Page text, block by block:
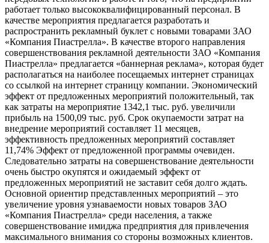
работает только высококвалифицированный персонал. В
качестве мероприятия предлагается разработать и
распространить рекламный буклет с новыми товарами ЗАО
«Компания Пиастрелла». В качестве второго направления
совершенствования рекламной деятельности ЗАО «Компания
Пиастрелла» предлагается «баннерная реклама», которая будет
располагаться на наиболее посещаемых интернет страницах
со ссылкой на интернет страницу компании. Экономический
эффект от предложенных мероприятий положительный, так
как затраты на мероприятие 1342,1 тыс. руб. увеличили
прибыль на 1500,09 тыс. руб. Срок окупаемости затрат на
внедрение мероприятий составляет 11 месяцев,
эффективность предложенных мероприятий составляет
11,74% Эффект от предложенной программы очевиден.
Следовательно затраты на совершенствование деятельности
очень быстро окупятся и ожидаемый эффект от
предложенных мероприятий не заставит себя долго ждать.
Основной ориентир представленных мероприятий – это
увеличение уровня узнаваемости новых товаров ЗАО
«Компания Пиастрелла» среди населения, а также
совершенствование имиджа предприятия для привлечения
максимального внимания со стороны возможных клиентов.